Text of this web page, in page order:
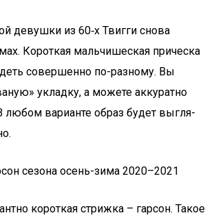
девуш­ки из 60‑х Твиг­ги сно­ва
Корот­кая маль­чи­ше­ская при­чес­ка
совер­шен­но по-раз­но­му. Вы
уклад­ку, а може­те акку­рат­но
любом вари­ан­те образ будет выгля­
сезона осень-зима 2020–2021
корот­кая стриж­ка – гар­сон. Такое